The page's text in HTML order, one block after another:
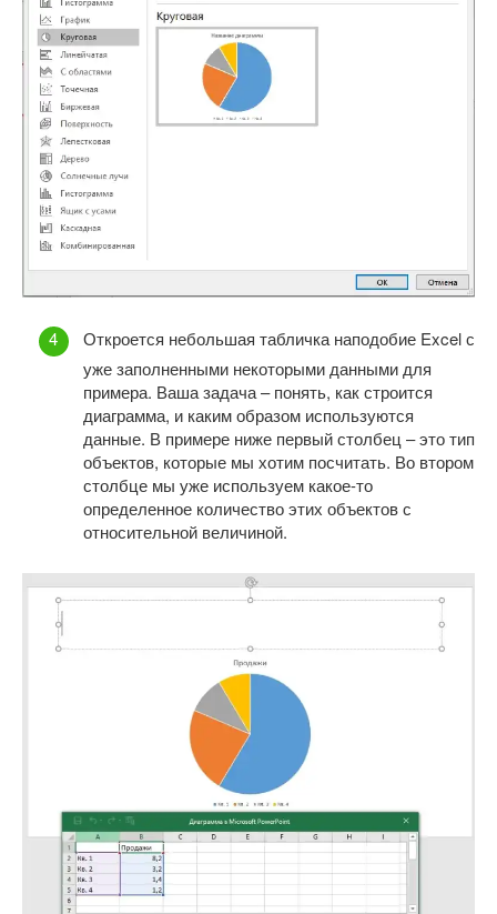
Откроется небольшая табличка наподобие Excel с
уже заполненными некоторыми данными для
примера. Ваша задача – понять, как строится
диаграмма, и каким образом используются
данные. В примере ниже первый столбец – это тип
объектов, которые мы хотим посчитать. Во втором
столбце мы уже используем какое-то
определенное количество этих объектов с
относительной величиной.